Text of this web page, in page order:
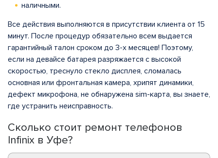
Сколько стоит ремонт телефонов
Infinix в Уфе?
наличными.
Все действия выполняются в присутствии клиента от 15
минут. После процедур обязательно всем выдается
гарантийный талон сроком до 3-х месяцев! Поэтому,
если на девайсе батарея разряжается с высокой
скоростью, треснуло стекло дисплея, сломалась
основная или фронтальная камера, хрипят динамики,
дефект микрофона, не обнаружена sim-карта, вы знаете,
где устранить неисправность.